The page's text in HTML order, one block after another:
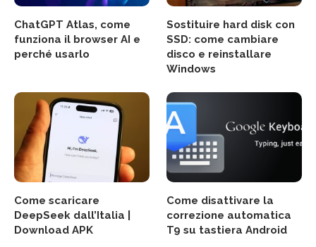
ChatGPT Atlas, come
funziona il browser AI e
perché usarlo
Sostituire hard disk con
SSD: come cambiare
disco e reinstallare
Windows
Come scaricare
DeepSeek dall’Italia |
Download APK
Come disattivare la
correzione automatica
T9 su tastiera Android